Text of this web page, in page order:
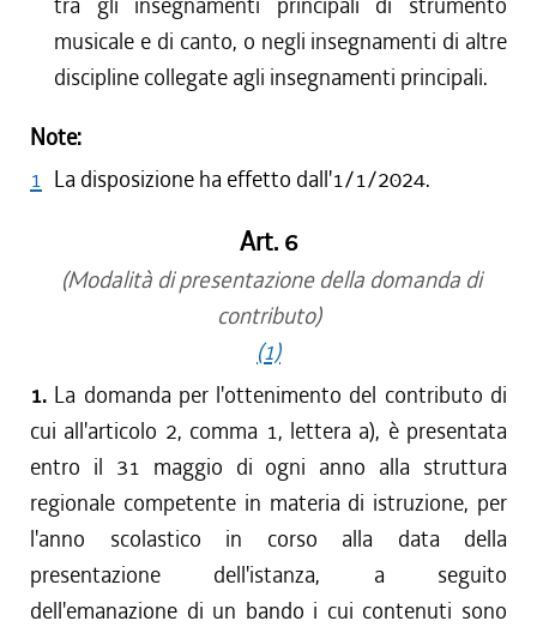
musicale e di canto, o negli insegnamenti di altre
discipline collegate agli insegnamenti principali.
Note:
1 La disposizione ha effetto dall'1/1/2024.
Art. 6
(Modalità di presentazione della domanda di
contributo)
(1)
1. La domanda per l'ottenimento del contributo di
cui all'articolo 2, comma 1, lettera a), è presentata
entro il 31 maggio di ogni anno alla struttura
regionale competente in materia di istruzione, per
l'anno scolastico in corso alla data della
presentazione dell'istanza, a seguito
dell'emanazione di un bando i cui contenuti sono